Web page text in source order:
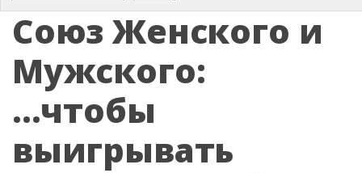
Союз Женского и
Мужского:
...чтобы
выигрывать